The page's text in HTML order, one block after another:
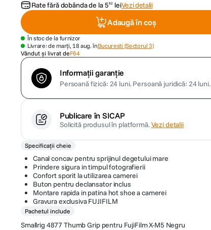
Rate fără dobânda de la582 leiVezi detalii
Adaugă în coș
În stoc de la furnizor
Livrare: de marți, 18 aug. înBucuresti (Sectorul 3)
Vândut și livrat deF64
Informații garanție
Persoană fizică: 24 luni.Persoană juridică: 24 luni.
Publicare în SICAP
Solicită produsul în platformă.Vezi detalii
Specificații cheie
Canal concav pentru sprijinul degetului mare
Prindere sigura in timpul fotografierii
Confort sporit la utilizarea camerei
Buton pentru declansator inclus
Montare rapida in patina hot shoe a camerei
Gravura exclusiva FUJIFILM
Pachetul include
Smallrig 4877 Thumb Grip pentru FujiFilm X-M5 Negru